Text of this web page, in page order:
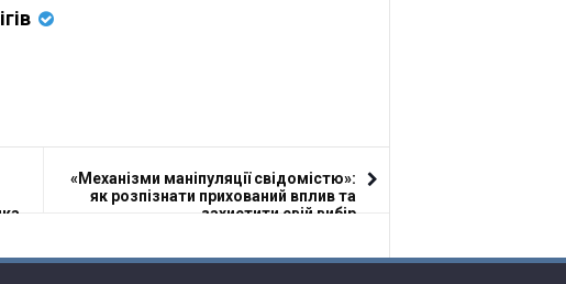
«Механізми маніпуляції свідомістю»:
як розпізнати прихований вплив та
захистити свій вибір